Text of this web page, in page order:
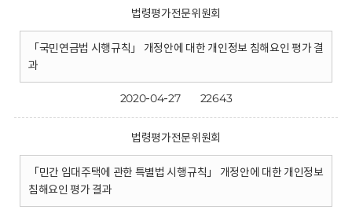
법령평가전문위원회
「국민연금법 시행규칙」 개정안에 대한 개인정보 침해요인 평가 결
과
2020-04-27 22643
법령평가전문위원회
「민간 임대주택에 관한 특별법 시행규칙」 개정안에 대한 개인정보
침해요인 평가 결과